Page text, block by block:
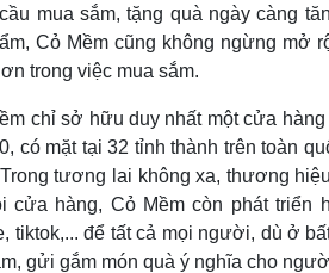
mua sắm, tặng quà ngày càng
Cỏ Mềm cũng không ngừng
trong việc mua sắm.
chỉ sở hữu duy nhất một cửa
có mặt tại 32 tỉnh thành trên toàn
tương lai không xa, thương
cửa hàng, Cỏ Mềm còn phát triển
tiktok,... để tất cả mọi người, dù ở
gửi gắm món quà ý nghĩa cho